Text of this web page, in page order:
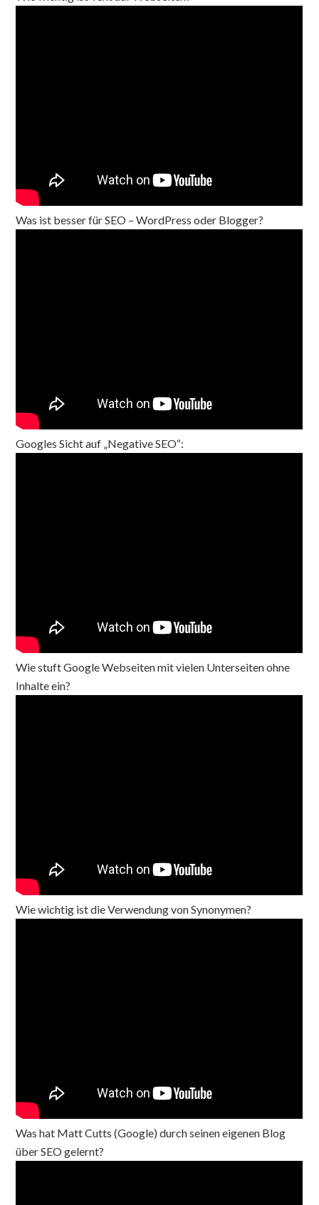
Was ist besser für SEO – WordPress oder Blogger?
Googles Sicht auf „Negative SEO“:
Wie stuft Google Webseiten mit vielen Unterseiten ohne
Inhalte ein?
Wie wichtig ist die Verwendung von Synonymen?
Was hat Matt Cutts (Google) durch seinen eigenen Blog
über SEO gelernt?